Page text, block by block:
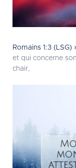
Romains 1:3 (LSG)
et qui concerne
chair,